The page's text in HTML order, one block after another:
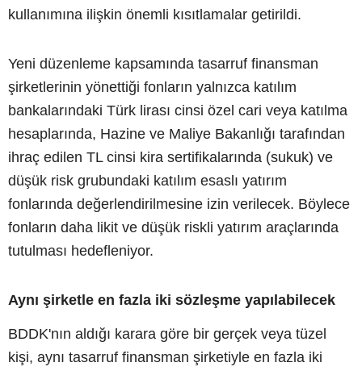
kullanımına ilişkin önemli kısıtlamalar getirildi.
Yeni düzenleme kapsamında tasarruf finansman
şirketlerinin yönettiği fonların yalnızca katılım
bankalarındaki Türk lirası cinsi özel cari veya katılma
hesaplarında, Hazine ve Maliye Bakanlığı tarafından
ihraç edilen TL cinsi kira sertifikalarında (sukuk) ve
düşük risk grubundaki katılım esaslı yatırım
fonlarında değerlendirilmesine izin verilecek. Böylece
fonların daha likit ve düşük riskli yatırım araçlarında
tutulması hedefleniyor.
Aynı şirketle en fazla iki sözleşme yapılabilecek
BDDK'nın aldığı karara göre bir gerçek veya tüzel
kişi, aynı tasarruf finansman şirketiyle en fazla iki